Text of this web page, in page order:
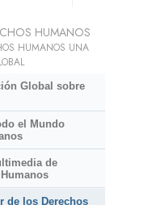
HUMANOS
HUMANOS UNA
Global sobre
el Mundo
de
de los Derechos